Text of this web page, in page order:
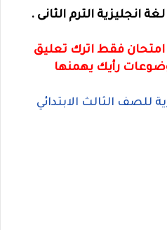
انجليزية الترم الثانى .
فقط اترك تعليق
رأيك يهمنها
للصف الثالث الابتدائي